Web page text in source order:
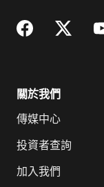
關於我們
傳媒中心
投資者查詢
加入我們